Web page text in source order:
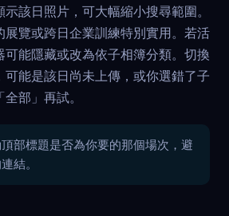
該日照片，可大幅縮小搜尋範圍。
展覽或跨日企業訓練特別實用。若活
能隱藏或改為依子相簿分類。切換
能是該日尚未上傳，或你選錯了子
部」再試。
部標題是否為你要的那個場次，避
結。